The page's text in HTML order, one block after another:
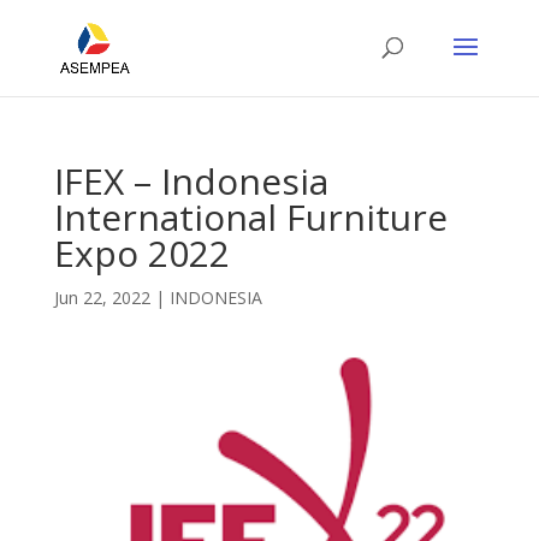
IFEX – Indonesia
International Furniture
Expo 2022
Jun 22, 2022| INDONESIA